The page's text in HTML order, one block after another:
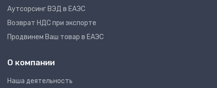
Аутсорсинг ВЭД в ЕАЭС
Возврат НДС при экспорте
Продвинем Ваш товар в ЕАЭС
О компании
Наша деятельность